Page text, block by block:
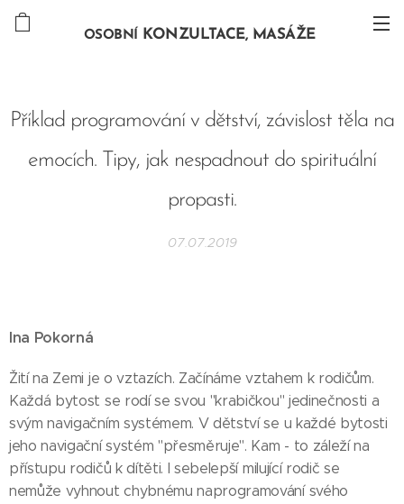
OSOBNÍ KONZULTACE, MASÁŽE
Příklad programování v dětství, závislost těla na
emocích. Tipy, jak nespadnout do spirituální
propasti.
07.07.2019
Ina Pokorná
Žití na Zemi je o vztazích. Začínáme vztahem k rodičům.
Každá bytost se rodí se svou "krabičkou" jedinečnosti a
svým navigačním systémem. V dětství se u každé bytosti
jeho navigační systém "přesměruje". Kam - to záleží na
přístupu rodičů k dítěti. I sebelepší milující rodič se
nemůže vyhnout chybnému naprogramování svého